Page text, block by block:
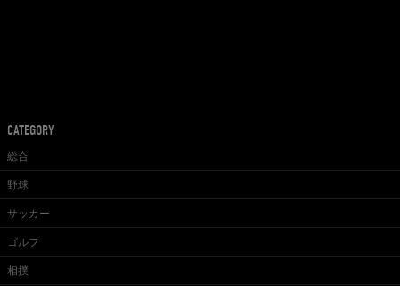
CATEGORY
総合
野球
サッカー
ゴルフ
相撲